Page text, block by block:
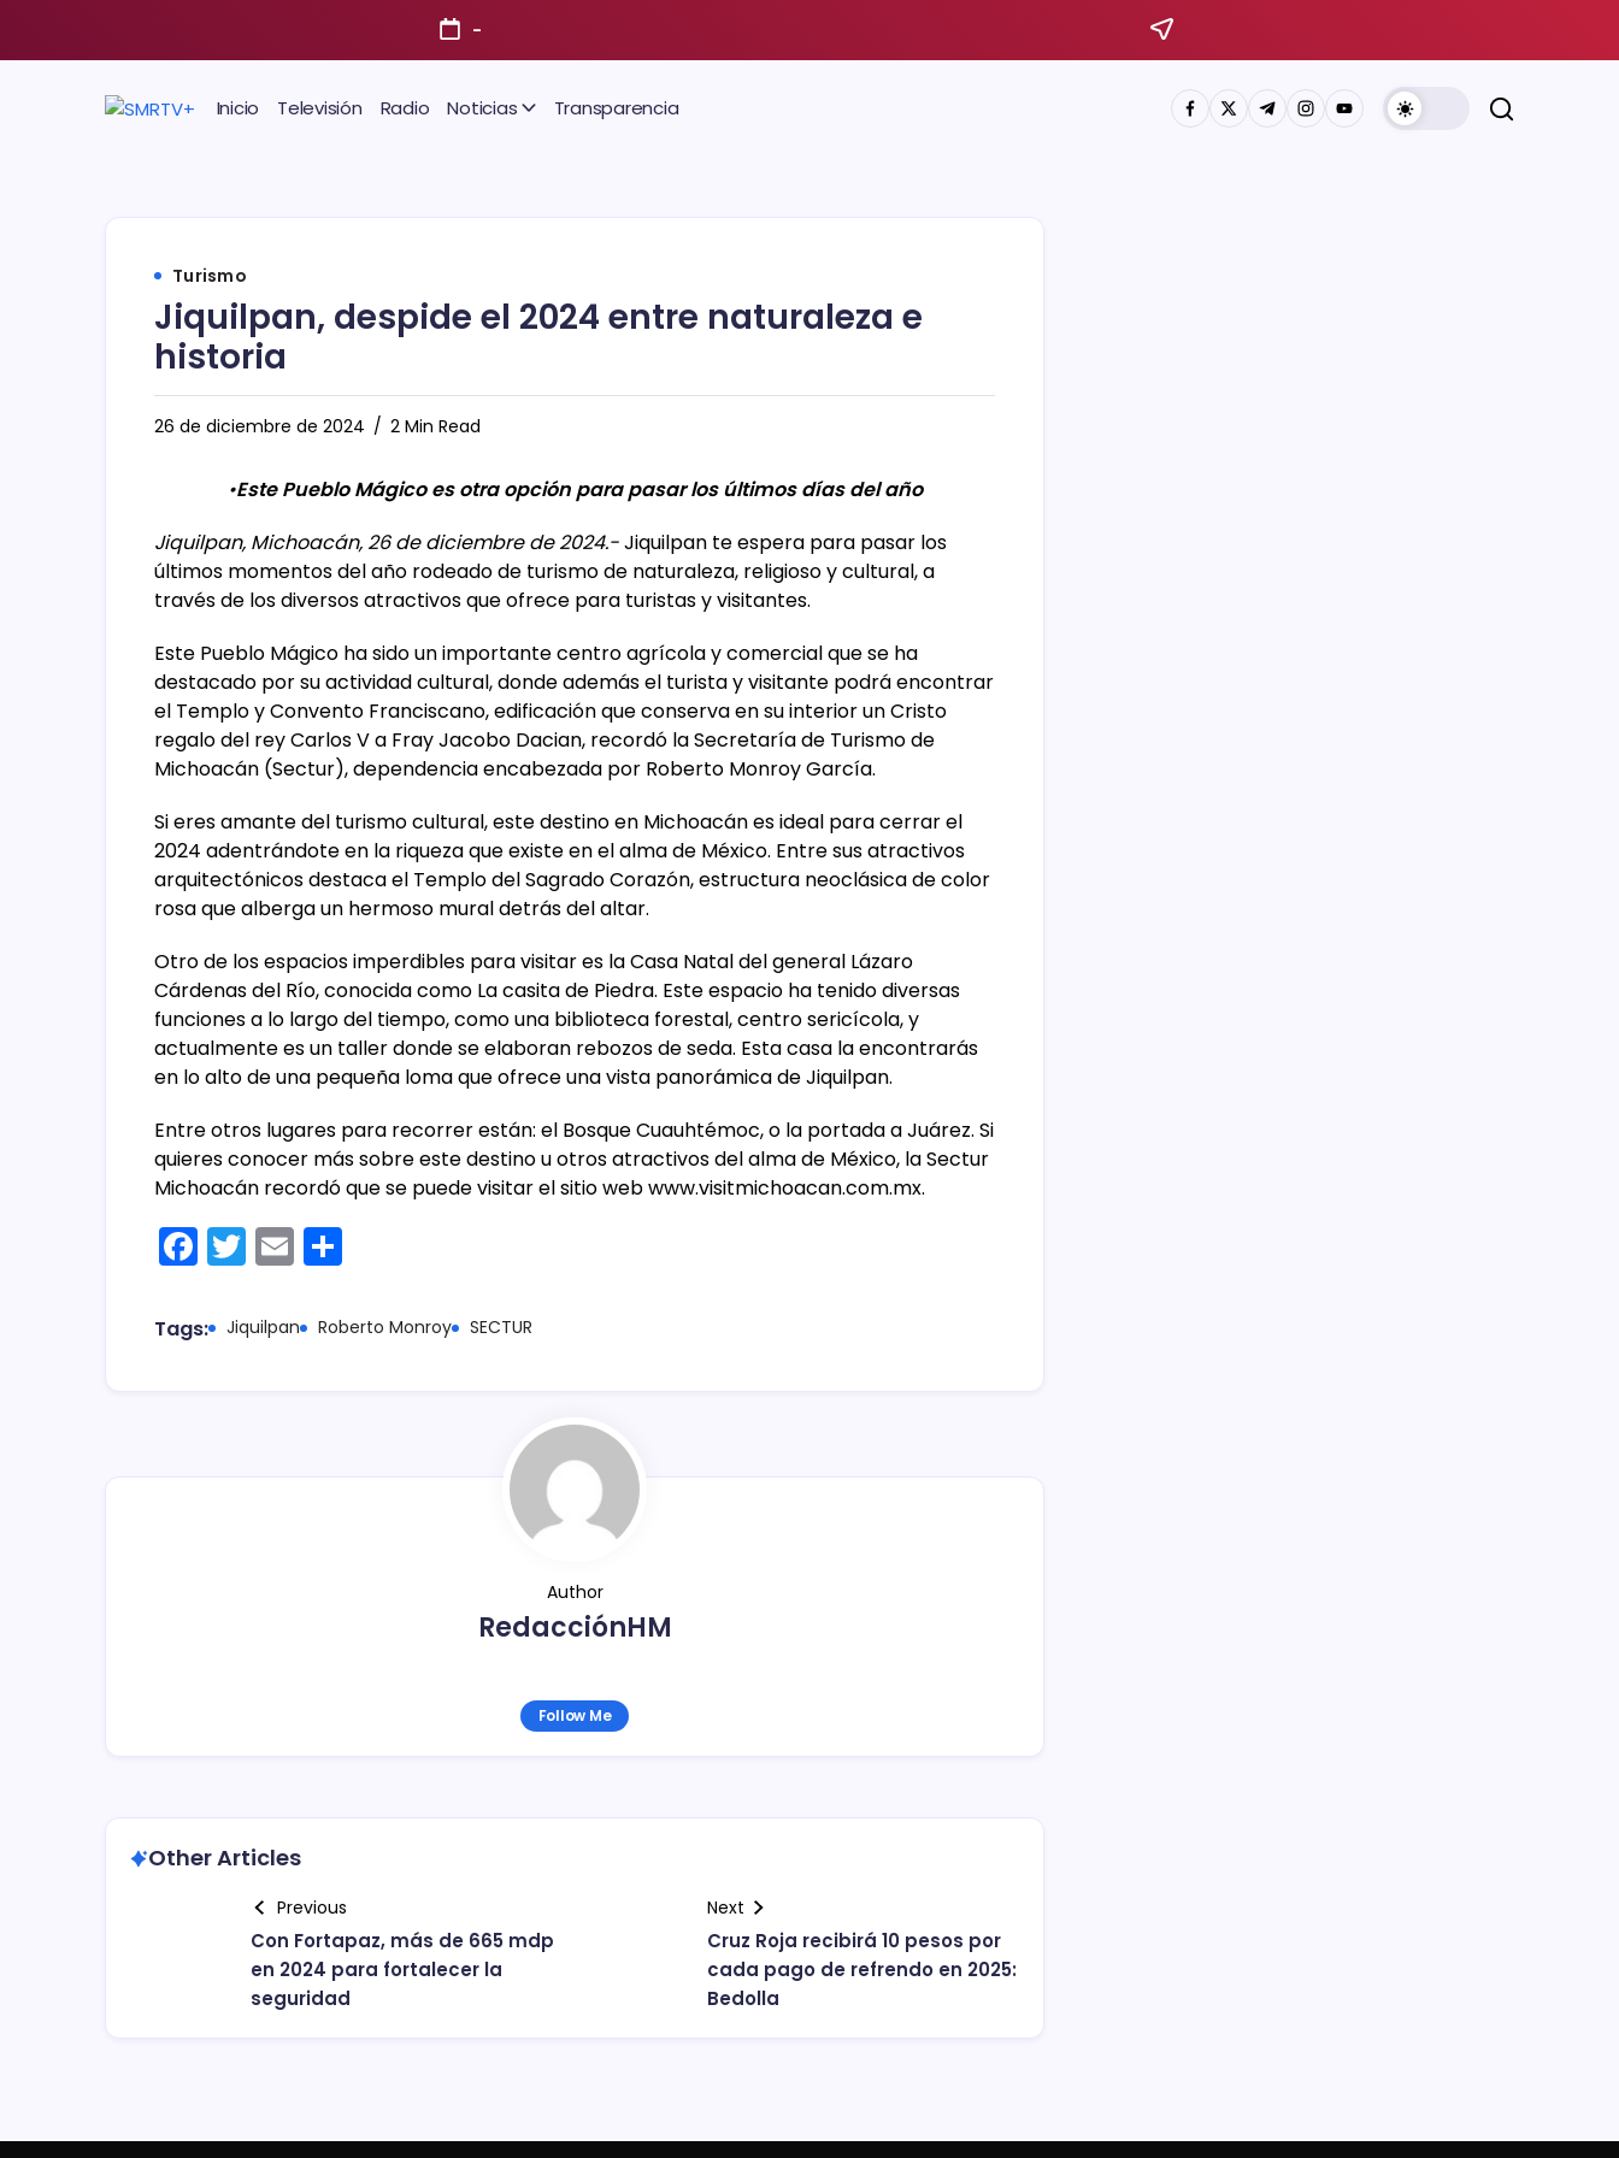
-
Inicio Televisión Radio Noticias Transparencia
Turismo
Jiquilpan, despide el 2024 entre naturaleza e
historia
26 de diciembre de 2024 2 Min Read
•Este Pueblo Mágico es otra opción para pasar los últimos días del año
Jiquilpan, Michoacán, 26 de diciembre de 2024.-Jiquilpan te espera para pasar los
últimos momentos del año rodeado de turismo de naturaleza, religioso y cultural, a
través de los diversos atractivos que ofrece para turistas y visitantes.
Este Pueblo Mágico ha sido un importante centro agrícola y comercial que se ha
destacado por su actividad cultural, donde además el turista y visitante podrá encontrar
el Templo y Convento Franciscano, edificación que conserva en su interior un Cristo
regalo del rey Carlos V a Fray Jacobo Dacian, recordó la Secretaría de Turismo de
Michoacán (Sectur), dependencia encabezada por Roberto Monroy García.
Si eres amante del turismo cultural, este destino en Michoacán es ideal para cerrar el
2024 adentrándote en la riqueza que existe en el alma de México. Entre sus atractivos
arquitectónicos destaca el Templo del Sagrado Corazón, estructura neoclásica de color
rosa que alberga un hermoso mural detrás del altar.
Otro de los espacios imperdibles para visitar es la Casa Natal del general Lázaro
Cárdenas del Río, conocida como La casita de Piedra. Este espacio ha tenido diversas
funciones a lo largo del tiempo, como una biblioteca forestal, centro sericícola, y
actualmente es un taller donde se elaboran rebozos de seda. Esta casa la encontrarás
en lo alto de una pequeña loma que ofrece una vista panorámica de Jiquilpan.
Entre otros lugares para recorrer están: el Bosque Cuauhtémoc, o la portada a Juárez. Si
quieres conocer más sobre este destino u otros atractivos del alma de México, la Sectur
Michoacán recordó que se puede visitar el sitio web www.visitmichoacan.com.mx.
F
a
c
T
w
itt
E
m
ai m
Tags: Jiquilpan Roberto Monroy SECTUR
Author
RedacciónHM
Follow Me
Other Articles
Previous
Con Fortapaz, más de 665 mdp
en 2024 para fortalecer la
seguridad
Next
Cruz Roja recibirá 10 pesos por
cada pago de refrendo en 2025:
Bedolla